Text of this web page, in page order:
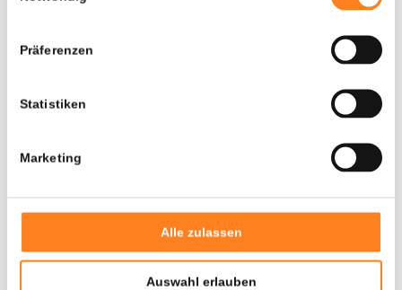
Präferenzen
Statistiken
Marketing
Alle zulassen
Auswahl erlauben
Door een fout konden er geen gegevens worden
opgehaald, probeer het later opnieuw.